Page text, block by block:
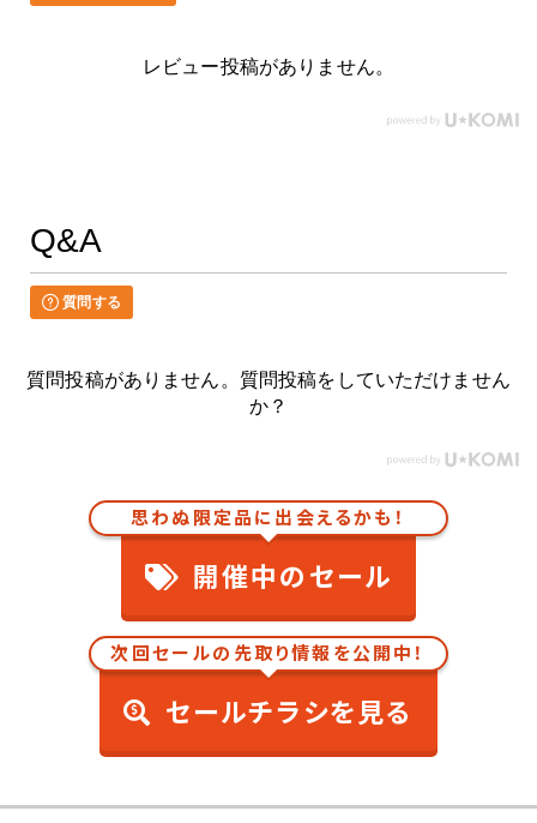
レビュー投稿がありません。
Q&A
質問する
質問投稿がありません。質問投稿をしていただけません
か？
思わぬ限定品に出会えるかも！
開催中のセール
次回セールの先取り情報を公開中！
セールチラシを見る